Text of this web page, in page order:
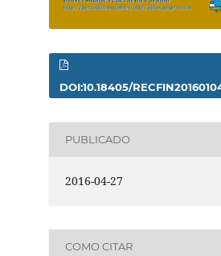
DOI:10.18405/
PUBLICADO
2016-04-27
COMO CITAR